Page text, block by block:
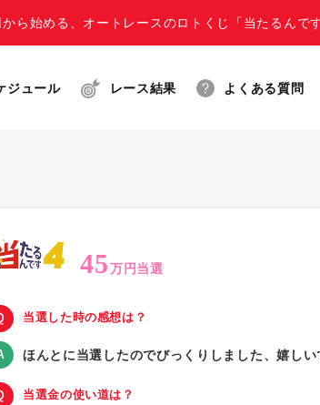
ら始める、オートレースのロトくじ「当たるんです
ジュール レース結果 よくある質問
45 万円当選
当選した時の感想は？
ほんとに当選したのでびっくりしました、嬉しい
当選金の使い道は？